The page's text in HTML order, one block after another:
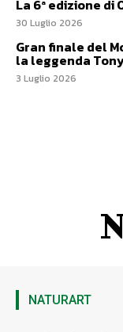
La 6ª edizione
30 Luglio 2026
Gran finale del
la leggenda
3 Luglio 2026
NATURART